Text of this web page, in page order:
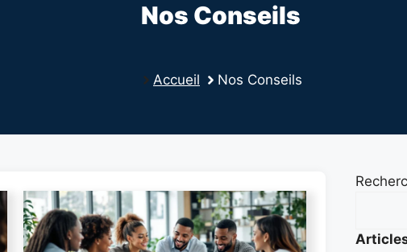
Nos Conseils
Accueil Nos Conseils